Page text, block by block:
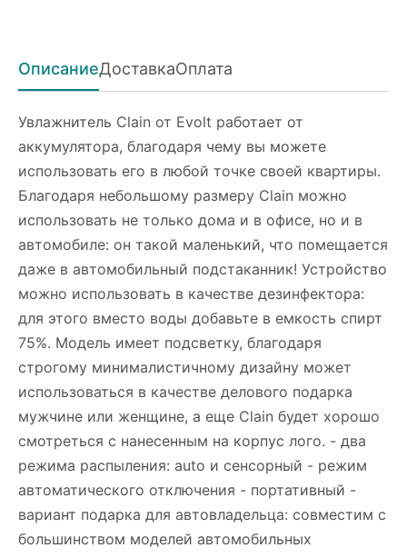
ОписаниеДоставкаОплата
Увлажнитель Clain от Evolt работает от
аккумулятора, благодаря чему вы можете
использовать его в любой точке своей квартиры.
Благодаря небольшому размеру Clain можно
использовать не только дома и в офисе, но и в
автомобиле: он такой маленький, что помещается
даже в автомобильный подстаканник! Устройство
можно использовать в качестве дезинфектора:
для этого вместо воды добавьте в емкость спирт
75%. Модель имеет подсветку, благодаря
строгому минималистичному дизайну может
использоваться в качестве делового подарка
мужчине или женщине, а еще Clain будет хорошо
смотреться с нанесенным на корпус лого. - два
режима распыления: auto и сенсорный - режим
автоматического отключения - портативный -
вариант подарка для автовладельца: совместим с
большинством моделей автомобильных